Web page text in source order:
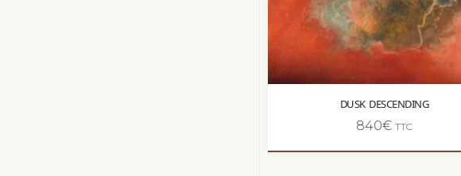
DUSK DESCENDING
840€ TTC